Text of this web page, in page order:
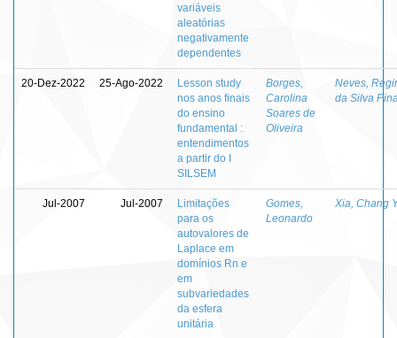
variáveis
aleatórias
negativamente
dependentes
20-Dez-2022 25-Ago-2022
Lesson study
nos anos finais
do ensino
fundamental :
entendimentos
a partir do I
SILSEM
Borges,
Carolina
Soares de
Oliveira
Neves,
da Silva
Jul-2007 Jul-2007
Limitações
para os
autovalores de
Laplace em
domínios Rn e
em
subvariedades
da esfera
unitária
Gomes,
Leonardo
Xia, Chang